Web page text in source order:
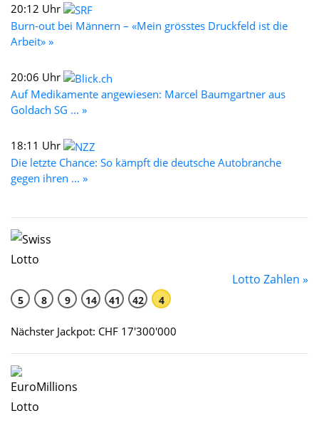
20:12 Uhr
Burn-out bei Männern – «Mein grösstes Druckfeld ist die
Arbeit» »
20:06 Uhr
Auf Medikamente angewiesen: Marcel Baumgartner aus
Goldach SG ... »
18:11 Uhr
Die letzte Chance: So kämpft die deutsche Autobranche
gegen ihren ... »
Lotto Zahlen »
5 8 9 14 41 42 4
Nächster Jackpot: CHF 17'300'000